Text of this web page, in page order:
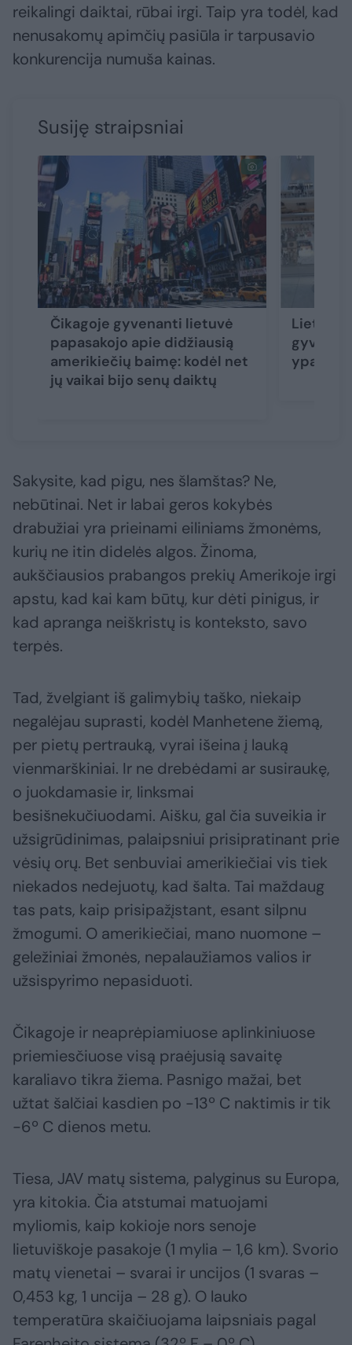
reikalingi daiktai, rūbai irgi. Taip yra todėl, kad
nenusakomų apimčių pasiūla ir tarpusavio
konkurencija numuša kainas.
Susiję straipsniai
Čikagoje gyvenanti lietuvė
papasakojo apie didžiausią
amerikiečių baimę: kodėl net
jų vaikai bijo senų daiktų
Lietuvė
Sakysite, kad pigu, nes šlamštas? Ne,
nebūtinai. Net ir labai geros kokybės
drabužiai yra prieinami eiliniams žmonėms,
kurių ne itin didelės algos. Žinoma,
aukščiausios prabangos prekių Amerikoje irgi
apstu, kad kai kam būtų, kur dėti pinigus, ir
kad apranga neiškristų is konteksto, savo
terpės.
Tad, žvelgiant iš galimybių taško, niekaip
negalėjau suprasti, kodėl Manhetene žiemą,
per pietų pertrauką, vyrai išeina į lauką
vienmarškiniai. Ir ne drebėdami ar susiraukę,
o juokdamasie ir, linksmai
besišnekučiuodami. Aišku, gal čia suveikia ir
užsigrūdinimas, palaipsniui prisipratinant prie
vėsių orų. Bet senbuviai amerikiečiai vis tiek
niekados nedejuotų, kad šalta. Tai maždaug
tas pats, kaip prisipažįstant, esant silpnu
žmogumi. O amerikiečiai, mano nuomone –
geležiniai žmonės, nepalaužiamos valios ir
užsispyrimo nepasiduoti.
Čikagoje ir neaprėpiamiuose aplinkiniuose
priemiesčiuose visą praėjusią savaitę
karaliavo tikra žiema. Pasnigo mažai, bet
užtat šalčiai kasdien po -13º C naktimis ir tik
-6º C dienos metu.
Tiesa, JAV matų sistema, palyginus su Europa,
yra kitokia. Čia atstumai matuojami
myliomis, kaip kokioje nors senoje
lietuviškoje pasakoje (1 mylia – 1,6 km). Svorio
matų vienetai – svarai ir uncijos (1 svaras –
0,453 kg, 1 uncija – 28 g). O lauko
temperatūra skaičiuojama laipsniais pagal